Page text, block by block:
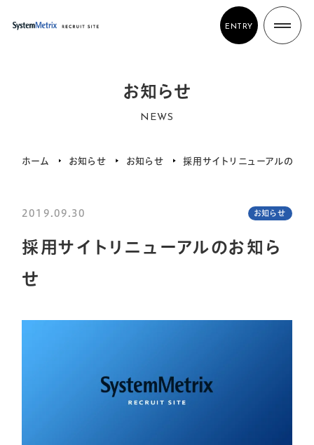
ENTRY
お知らせ
NEWS
ホーム お知らせ お知らせ 採用サイトリニューアルのお
2019.09.30 お知らせ
採用サイトリニューアルのお知ら
せ